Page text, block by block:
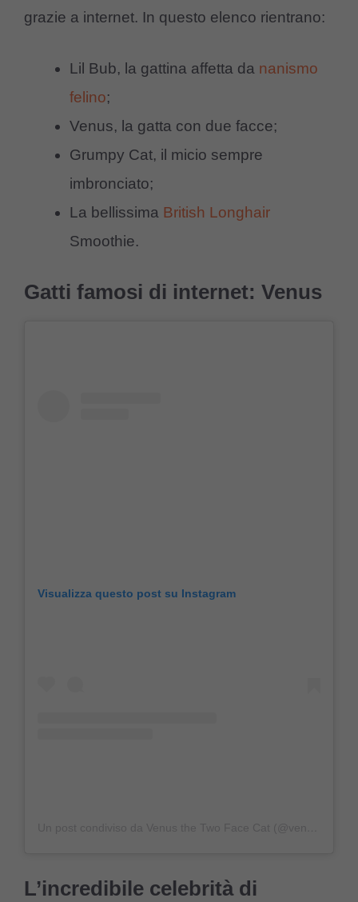
grazie a internet. In questo elenco rientrano:
Lil Bub, la gattina affetta da nanismo
felino;
Venus, la gatta con due facce;
Grumpy Cat, il micio sempre
imbronciato;
La bellissima British Longhair
Smoothie.
Gatti famosi di internet: Venus
Visualizza questo post su Instagram
L’incredibile celebrità di